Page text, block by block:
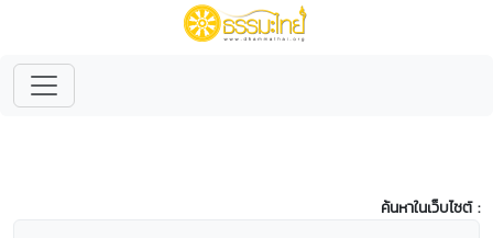
ค้นหาในเว็บไซต์ :